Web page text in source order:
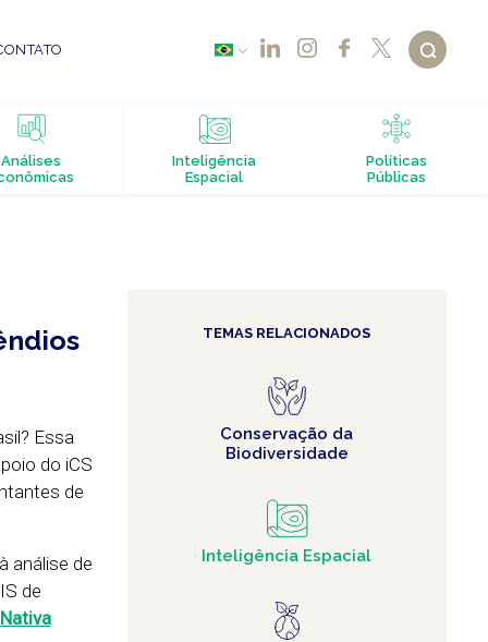
Análises
Inteligência
Espacial
Políticas
Públicas
Essa
do iCS
de
análise de
de
TEMAS RELACIONADOS
Conservação da
Biodiversidade
Inteligência Espacial